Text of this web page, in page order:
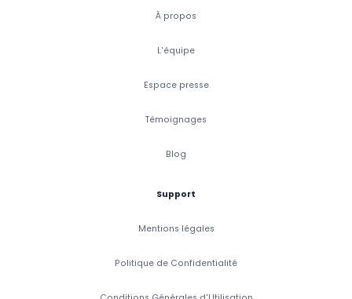
À propos
L'équipe
Espace presse
Témoignages
Blog
Support
Mentions légales
Politique de Confidentialité